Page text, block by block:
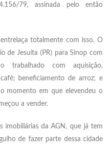
79, assinada pelo então
totalmente com isso. O
de Jesuíta (PR) para Sinop com
trabalhado com aquisição,
beneficiamento de arroz; e
momento em que elevendeu o
a vender.
imobiliárias da AGN, que já tem
de fazer parte dessa cidade